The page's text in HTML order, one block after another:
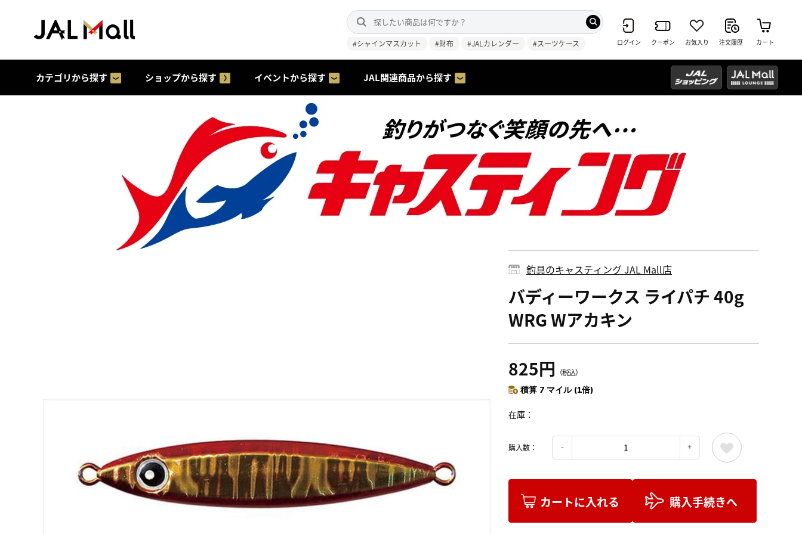
#シャインマスカット #財布 #JALカレンダー #スーツケース ログイン クーポン お気入り 注文履歴 カート
カテゴリから探す ショップから探す イベントから探す JAL関連商品から探す
釣具のキャスティング JAL Mall店
バディーワークス ライパチ 40g
WRG Wアカキン
825円 （税込）
積算 7 マイル (1倍)
在庫
購入数：
カートに入れる 購入手続きへ